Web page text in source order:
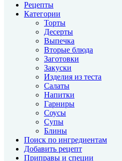
Рецепты
Категории
Торты
Десерты
Выпечка
Вторые блюда
Заготовки
Закуски
Изделия из теста
Салаты
Напитки
Гарниры
Соусы
Супы
Блины
Поиск по ингредиентам
Добавить рецепт
Приправы и специи